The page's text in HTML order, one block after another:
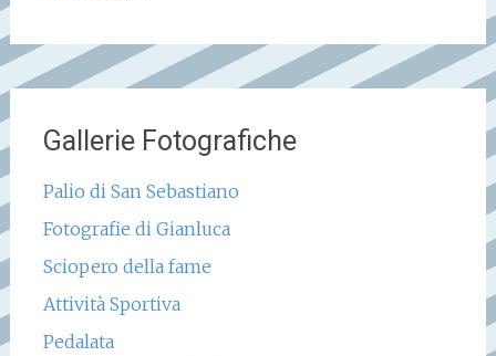
Gallerie Fotografiche
Palio di San Sebastiano
Fotografie di Gianluca
Sciopero della fame
Attività Sportiva
Pedalata